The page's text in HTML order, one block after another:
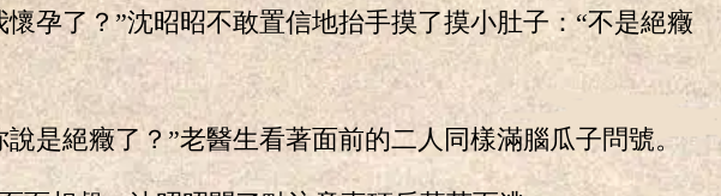
了？”沈昭昭不敢置信地抬手摸了摸小肚子：“不是絕癥
絕癥了？”老醫生看著面前的二人同樣滿腦瓜子問號。